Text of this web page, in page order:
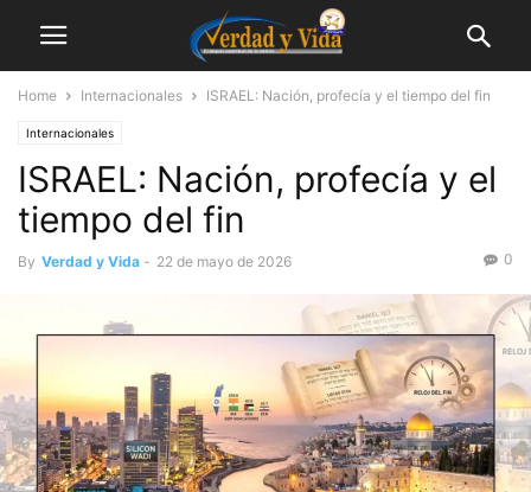
Home Internacionales ISRAEL: Nación, profecía y el tiempo del fin
Internacionales
ISRAEL: Nación, profecía y el
tiempo del fin
By Verdad y Vida - 22 de mayo de 2026 0